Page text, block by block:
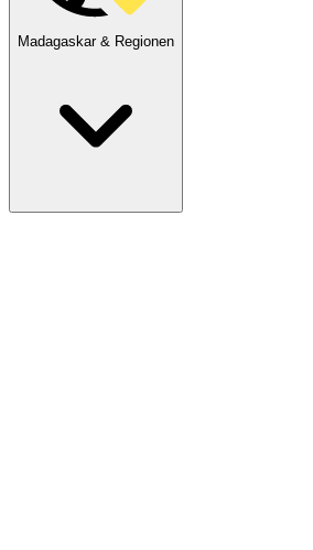
Madagaskar & Regionen